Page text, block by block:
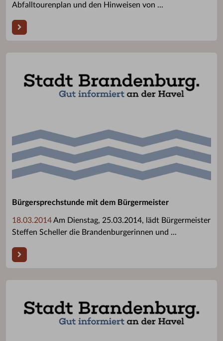
Abfalltourenplan und den Hinweisen von ...
Bürgersprechstunde mit dem Bürgermeister
18.03.2014Am Dienstag, 25.03.2014, lädt Bürgermeister
Steffen Scheller die Brandenburgerinnen und ...